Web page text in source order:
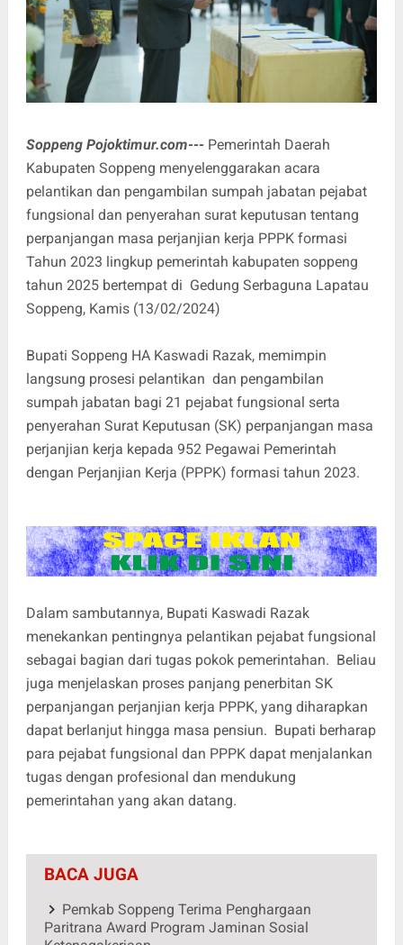
Soppeng Pojoktimur.com---Pemerintah Daerah
Kabupaten Soppeng menyelenggarakan acara
pelantikan dan pengambilan sumpah jabatan pejabat
fungsional dan penyerahan surat keputusan tentang
perpanjangan masa perjanjian kerja PPPK formasi
Tahun 2023 lingkup pemerintah kabupaten soppeng
tahun 2025 bertempat di Gedung Serbaguna Lapatau
Soppeng, Kamis (13/02/2024)
Bupati Soppeng HA Kaswadi Razak, memimpin
langsung prosesi pelantikan dan pengambilan
sumpah jabatan bagi 21 pejabat fungsional serta
penyerahan Surat Keputusan (SK) perpanjangan masa
perjanjian kerja kepada 952 Pegawai Pemerintah
dengan Perjanjian Kerja (PPPK) formasi tahun 2023.
Dalam sambutannya, Bupati Kaswadi Razak
menekankan pentingnya pelantikan pejabat fungsional
sebagai bagian dari tugas pokok pemerintahan. Beliau
juga menjelaskan proses panjang penerbitan SK
perpanjangan perjanjian kerja PPPK, yang diharapkan
dapat berlanjut hingga masa pensiun. Bupati berharap
para pejabat fungsional dan PPPK dapat menjalankan
tugas dengan profesional dan mendukung
pemerintahan yang akan datang.
BACA JUGA
Pemkab Soppeng Terima Penghargaan
Paritrana Award Program Jaminan Sosial